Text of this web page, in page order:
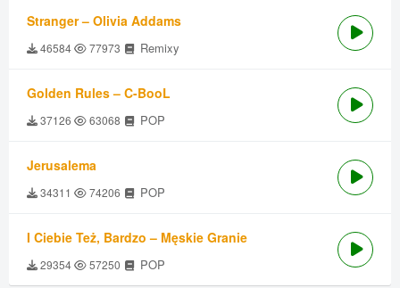
Stranger – Olivia Addams
46584 77973 Remixy
Golden Rules – C-BooL
37126 63068 POP
Jerusalema
34311 74206 POP
I Ciebie Też, Bardzo – Męskie Granie
29354 57250 POP